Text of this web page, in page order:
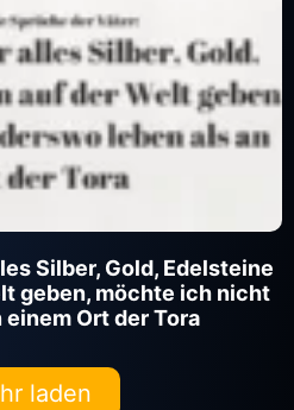
Silber, Gold, Edelsteine
geben, möchte ich nicht
Ort der Tora
laden